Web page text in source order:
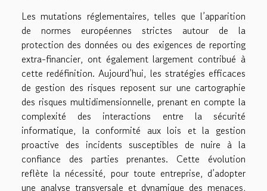
Les mutations réglementaires, telles que l’apparition
de normes européennes strictes autour de la
protection des données ou des exigences de reporting
extra-financier, ont également largement contribué à
cette redéfinition. Aujourd’hui, les stratégies efficaces
de gestion des risques reposent sur une cartographie
des risques multidimensionnelle, prenant en compte la
complexité des interactions entre la sécurité
informatique, la conformité aux lois et la gestion
proactive des incidents susceptibles de nuire à la
confiance des parties prenantes. Cette évolution
reflète la nécessité, pour toute entreprise, d’adopter
une analyse transversale et dynamique des menaces,